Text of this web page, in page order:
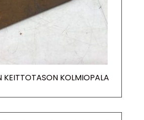
KEITTOTASON KOLMIOPALA